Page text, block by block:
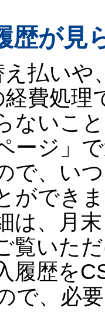
歴が見
え払いや
費処理
ないこ
ージ」
で、い
ができ
は、月
覧いた
履歴を
で、必